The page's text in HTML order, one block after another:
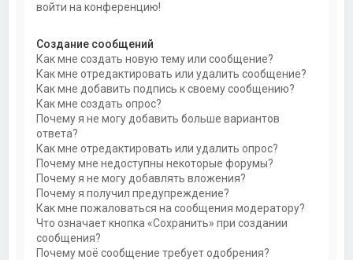
войти на конференцию!
Создание сообщений
Как мне создать новую тему или сообщение?
Как мне отредактировать или удалить сообщение?
Как мне добавить подпись к своему сообщению?
Как мне создать опрос?
Почему я не могу добавить больше вариантов
ответа?
Как мне отредактировать или удалить опрос?
Почему мне недоступны некоторые форумы?
Почему я не могу добавлять вложения?
Почему я получил предупреждение?
Как мне пожаловаться на сообщения модератору?
Что означает кнопка «Сохранить» при создании
сообщения?
Почему моё сообщение требует одобрения?